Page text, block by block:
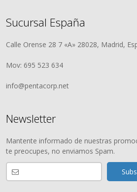
Sucursal España
Calle Orense 28 7 «A» 28028, Madrid,
Mov: 695 523 634
info@pentacorp.net
Newsletter
Mantente informado de nuestras
te preocupes, no enviamos Spam.